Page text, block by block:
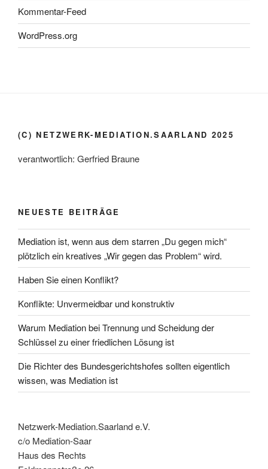
Kommentar-Feed
WordPress.org
(C) NETZWERK-MEDIATION.SAARLAND 2025
verantwortlich: Gerfried Braune
NEUESTE BEITRÄGE
Mediation ist, wenn aus dem starren „Du gegen mich“
plötzlich ein kreatives „Wir gegen das Problem“ wird.
Haben Sie einen Konflikt?
Konflikte: Unvermeidbar und konstruktiv
Warum Mediation bei Trennung und Scheidung der
Schlüssel zu einer friedlichen Lösung ist
Die Richter des Bundesgerichtshofes sollten eigentlich
wissen, was Mediation ist
Netzwerk-Mediation.Saarland e.V.
c/o Mediation-Saar
Haus des Rechts